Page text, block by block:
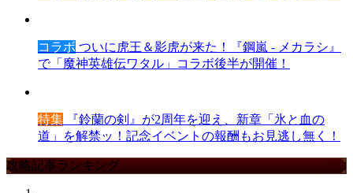
コラボ ついに虎王＆影虎が来た！『鋼嵐 - メカラシ』
で「魔神英雄伝ワタル」コラボ後半が開催！
特集 『鈴蘭の剣』が2周年を迎え、新章「氷と血の
道」を解禁ッ！記念イベントの報酬もお見逃し無く！
攻略記事ランキング